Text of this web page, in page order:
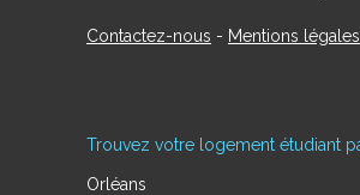
Contactez-nous - Mentions légales
Trouvez votre logement étudiant
Orléans